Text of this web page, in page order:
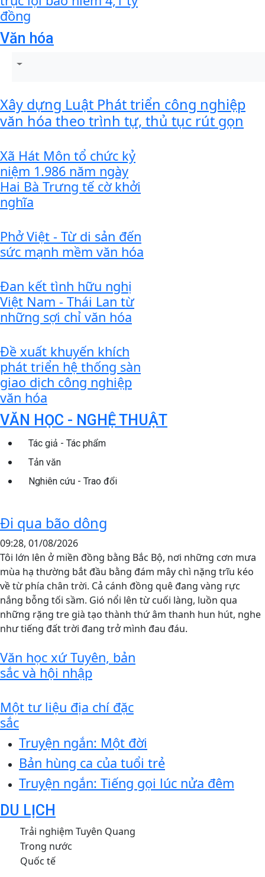
đồng
Văn hóa
Xây dựng Luật Phát triển công nghiệp
văn hóa theo trình tự, thủ tục rút gọn
Xã Hát Môn tổ chức kỷ
niệm 1.986 năm ngày
Hai Bà Trưng tế cờ khởi
nghĩa
Phở Việt - Từ di sản đến
sức mạnh mềm văn hóa
Đan kết tình hữu nghị
Việt Nam - Thái Lan từ
những sợi chỉ văn hóa
Đề xuất khuyến khích
phát triển hệ thống sàn
giao dịch công nghiệp
văn hóa
VĂN HỌC - NGHỆ THUẬT
Tác giả - Tác phẩm
Tản văn
Nghiên cứu - Trao đổi
Đi qua bão dông
09:28, 01/08/2026
Tôi lớn lên ở miền đồng bằng Bắc Bộ, nơi những cơn mưa
mùa hạ thường bắt đầu bằng đám mây chì nặng trĩu kéo
về từ phía chân trời. Cả cánh đồng quê đang vàng rực
nắng bỗng tối sầm. Gió nổi lên từ cuối làng, luồn qua
những rặng tre già tạo thành thứ âm thanh hun hút, nghe
như tiếng đất trời đang trở mình đau đáu.
Văn học xứ Tuyên, bản
sắc và hội nhập
Một tư liệu địa chí đặc
sắc
Truyện ngắn: Một đời
Bản hùng ca của tuổi trẻ
Truyện ngắn: Tiếng gọi lúc nửa đêm
DU LỊCH